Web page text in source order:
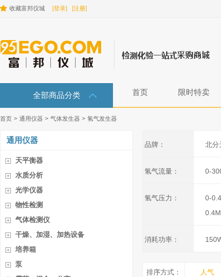
收藏富邦仪城 [登录] [注册]
全部商品分类 首页 限时特卖
首页 > 通用仪器 > 气体发生器 > 氢气发生器
通用仪器
天平衡器
水质分析
光学仪器
物性检测
气体检测仪
干燥、加湿、加热设备
培养箱
泵
品牌： 北分
氢气流量： 0-
氢气压力：
0-
消耗功率：
排序方式： 人气